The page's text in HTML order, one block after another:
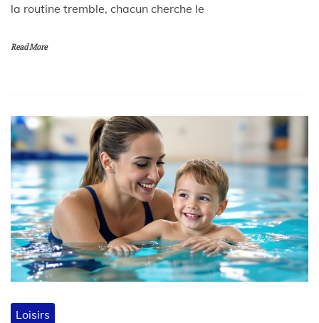
la routine tremble, chacun cherche le
Read More
Loisirs